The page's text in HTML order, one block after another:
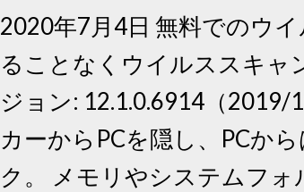
2020年7月4日 無料でのウ
ることなくウイルススキャ
ジョン: 12.1.0.6914（
カーからPCを隠し、PCか
ク。 メモリやシステムフ